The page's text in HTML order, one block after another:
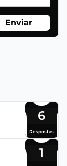
Enviar
6
Respostas
1